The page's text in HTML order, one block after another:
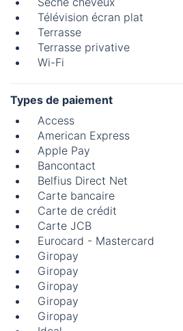
Télévision écran plat
Terrasse
Terrasse privative
Wi-Fi
Types de paiement
Access
American Express
Apple Pay
Bancontact
Belfius Direct Net
Carte bancaire
Carte de crédit
Carte JCB
Eurocard - Mastercard
Giropay
Giropay
Giropay
Giropay
Giropay